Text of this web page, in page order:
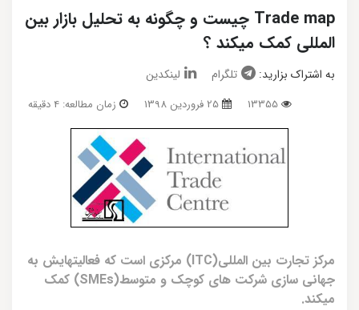
Trade map چیست و چگونه به تحلیل بازار بین
المللی کمک میکند ؟
به اشتراک بزارید: تلگرام لینکدین
زمان مطالعه: 4 دقیقه
مرکز تجارت بین المللی(ITC) مرکزی است که فعالیتهایش به
جهانی سازی شرکت های کوچک و متوسط(SMEs) کمک
میکند.